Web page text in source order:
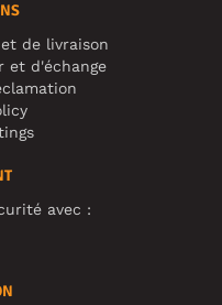
de livraison
et d'échange
avec :